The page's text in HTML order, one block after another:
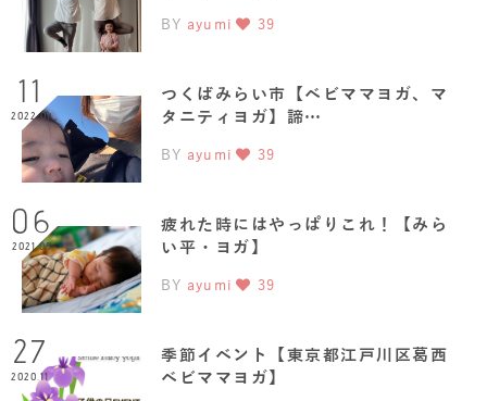
BY ayumi 39
11
2022.01
つくばみらい市【ベビママヨガ、マ
タニティヨガ】諦…
BY ayumi 39
06
2021.05
疲れた時にはやっぱりこれ！【みら
い平・ヨガ】
BY ayumi 39
27
2020.11
季節イベント【東京都江戸川区葛西
ベビママヨガ】